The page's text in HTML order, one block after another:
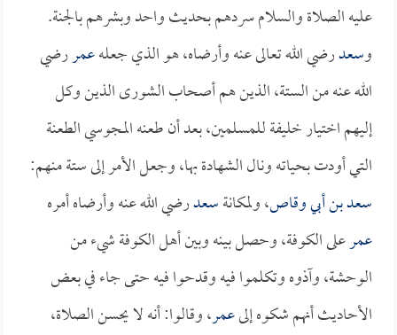
عليه الصلاة والسلام سردهم بحديث واحد وبشرهم بالجنة.
وسعدرضي الله تعالى عنه وأرضاه، هو الذي جعلهعمررضي
الله عنه من الستة، الذين هم أصحاب الشورى الذين وكل
إليهم اختيار خليفة للمسلمين، بعد أن طعنه المجوسي الطعنة
التي أودت بحياته ونال الشهادة بها، وجعل الأمر إلى ستة منهم:
سعد بن أبي وقاص، ولمكانةسعدرضي الله عنه وأرضاه أمره
عمرعلى الكوفة، وحصل بينه وبين أهل الكوفة شيء من
الوحشة، وآذوه وتكلموا فيه وقدحوا فيه حتى جاء في بعض
الأحاديث أنهم شكوه إلىعمر، وقالوا: أنه لا يحسن الصلاة،